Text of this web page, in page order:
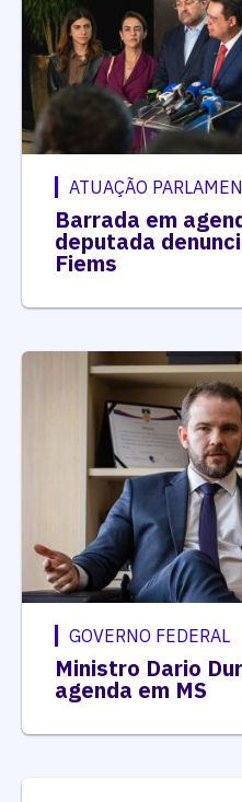
ATUAÇÃO
Barrada em
deputada
Fiems
GOVERNO FEDERAL
Ministro Dario
agenda em MS